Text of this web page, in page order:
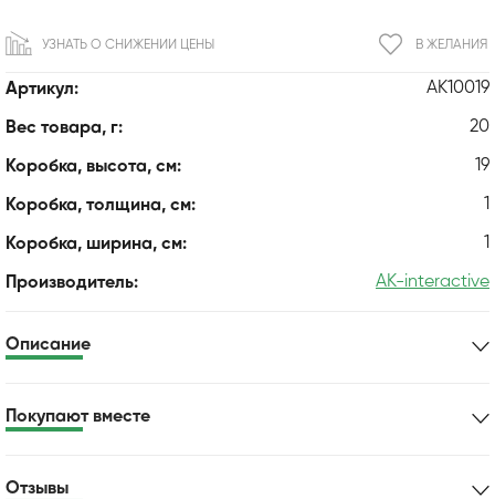
Артикул: AK10019
Вес товара, г: 20
Коробка, высота, см: 19
Коробка, толщина, см: 1
Коробка, ширина, см: 1
Производитель: AK-interactive
В ЖЕЛАНИЯ
УЗНАТЬ О СНИЖЕНИИ ЦЕНЫ
Описание
Покупают вместе
Отзывы